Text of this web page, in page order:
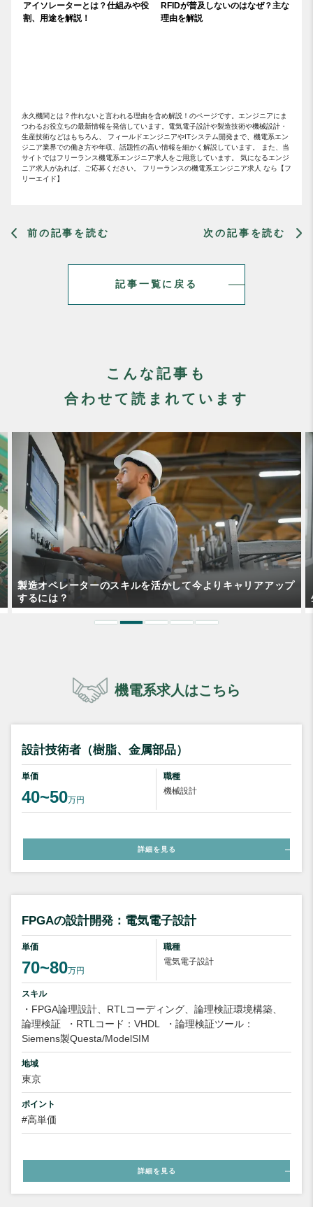
アイソレーターとは？仕組みや役
割、用途を解説！
RFIDが普及しないのはなぜ？主な
理由を解説
永久機関とは？作れないと言われる理由を含め解説！のページです。エンジニアにま
つわるお役立ちの最新情報を発信しています。電気電子設計や製造技術や機械設計・
生産技術などはもちろん、 フィールドエンジニアやITシステム開発まで、機電系エン
ジニア業界での働き方や年収、話題性の高い情報を細かく解説しています。 また、当
サイトではフリーランス機電系エンジニア求人をご用意しています。 気になるエンジ
ニア求人があれば、ご応募ください。 フリーランスの機電系エンジニア求人 なら【フ
リーエイド】
前の記事を読む
記事一覧に戻る
次の記事を読む
こんな記事も
合わせて読まれています
生産技術者マネジメント認定とはどんな資格？
機電系求人はこちら
設計技術者（樹脂、金属部品）
単価
40~50万円
職種
機械設計
詳細を見る
FPGAの設計開発：電気電子設計
単価
70~80万円
職種
電気電子設計
スキル
・FPGA論理設計、RTLコーディング、論理検証環境構築、
論理検証
・RTLコード：VHDL
・論理検証ツール：
Siemens製Questa/ModelSIM
地域
東京
ポイント
#高単価
詳細を見る